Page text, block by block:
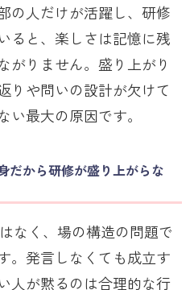
の人だけが活躍し、研修
ると、楽しさは記憶に残
がりません。盛り上がり
りや問いの設計が欠けて
い最大の原因です。
だから研修が盛り上がらな
なく、場の構造の問題で
。発言しなくても成立す
人が黙るのは合理的な行